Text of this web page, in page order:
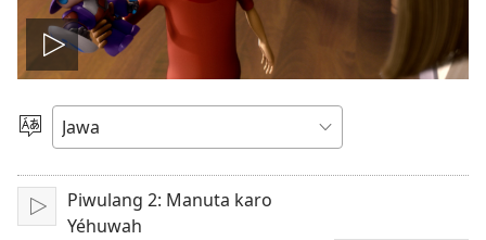
Play
video
Pilih
Basa
Puter
Piwulang 2: Manuta karo
Yéhuwah